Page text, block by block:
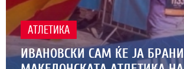
АТЛЕТИКА
ИВАНОВСКИ САМ ЌЕ ЈА